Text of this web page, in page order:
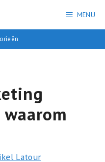
MENU
Latour